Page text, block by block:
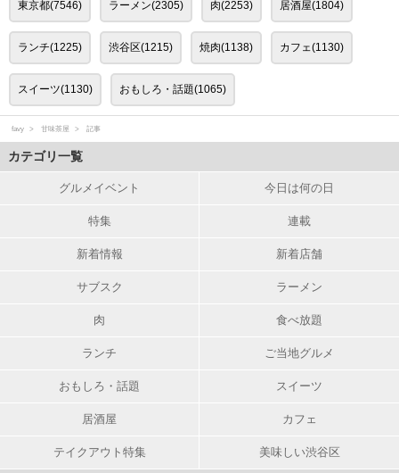
東京都(7546) ラーメン(2305) 肉(2253) 居酒屋(1804)
ランチ(1225) 渋谷区(1215) 焼肉(1138) カフェ(1130)
スイーツ(1130) おもしろ・話題(1065)
favy 甘味茶屋 記事
カテゴリ一覧
グルメイベント 今日は何の日
特集 連載
新着情報 新着店舗
サブスク ラーメン
肉 食べ放題
ランチ ご当地グルメ
おもしろ・話題 スイーツ
居酒屋 カフェ
テイクアウト特集 美味しい渋谷区